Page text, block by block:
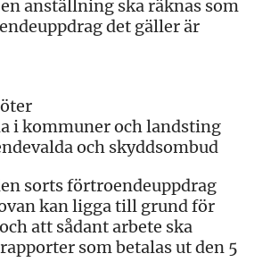
anställning ska räknas som
det gäller är
i kommuner och landsting
och skyddsombud
sorts förtroendeuppdrag
kan ligga till grund för
att sådant arbete ska
som betalas ut den 5